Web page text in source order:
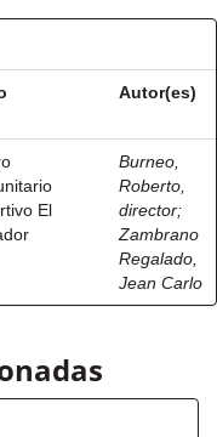
Autor(es)
El
Burneo,
Roberto,
director;
Zambrano
Regalado,
Jean Carlo